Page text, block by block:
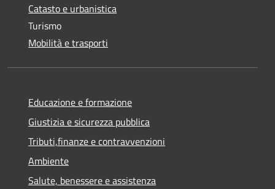
Catasto e urbanistica
Turismo
Mobilità e trasporti
Educazione e formazione
Giustizia e sicurezza pubblica
Tributi,finanze e contravvenzioni
Ambiente
Salute, benessere e assistenza